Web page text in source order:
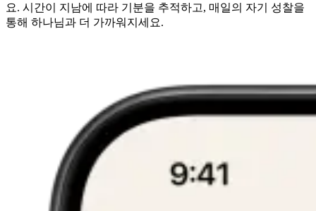
요. 시간이 지남에 따라 기분을 추적하고, 매일의 자기 성찰을
통해 하나님과 더 가까워지세요.